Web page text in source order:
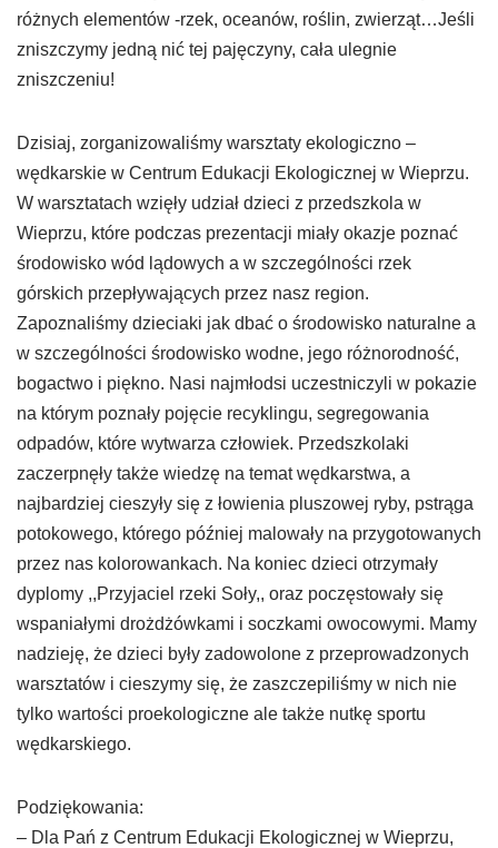
różnych elementów -rzek, oceanów, roślin, zwierząt…Jeśli
zniszczymy jedną nić tej pajęczyny, cała ulegnie
zniszczeniu!
Dzisiaj, zorganizowaliśmy warsztaty ekologiczno –
wędkarskie w Centrum Edukacji Ekologicznej w Wieprzu.
W warsztatach wzięły udział dzieci z przedszkola w
Wieprzu, które podczas prezentacji miały okazje poznać
środowisko wód lądowych a w szczególności rzek
górskich przepływających przez nasz region.
Zapoznaliśmy dzieciaki jak dbać o środowisko naturalne a
w szczególności środowisko wodne, jego różnorodność,
bogactwo i piękno. Nasi najmłodsi uczestniczyli w pokazie
na którym poznały pojęcie recyklingu, segregowania
odpadów, które wytwarza człowiek. Przedszkolaki
zaczerpnęły także wiedzę na temat wędkarstwa, a
najbardziej cieszyły się z łowienia pluszowej ryby, pstrąga
potokowego, którego później malowały na przygotowanych
przez nas kolorowankach. Na koniec dzieci otrzymały
dyplomy ,,Przyjaciel rzeki Soły,, oraz poczęstowały się
wspaniałymi drożdżówkami i soczkami owocowymi. Mamy
nadzieję, że dzieci były zadowolone z przeprowadzonych
warsztatów i cieszymy się, że zaszczepiliśmy w nich nie
tylko wartości proekologiczne ale także nutkę sportu
wędkarskiego.
Podziękowania:
– Dla Pań z Centrum Edukacji Ekologicznej w Wieprzu,